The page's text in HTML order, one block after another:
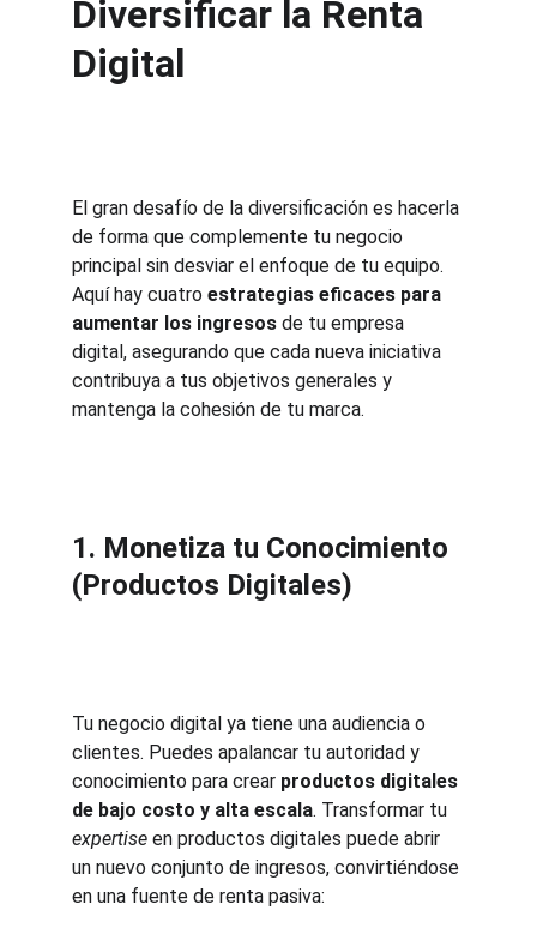
Diversificar la Renta
Digital
El gran desafío de la diversificación es hacerla
de forma que complemente tu negocio
principal sin desviar el enfoque de tu equipo.
Aquí hay cuatro estrategias eficaces para
aumentar los ingresos de tu empresa
digital, asegurando que cada nueva iniciativa
contribuya a tus objetivos generales y
mantenga la cohesión de tu marca.
1. Monetiza tu Conocimiento
(Productos Digitales)
Tu negocio digital ya tiene una audiencia o
clientes. Puedes apalancar tu autoridad y
conocimiento para crear productos digitales
de bajo costo y alta escala. Transformar tu
expertise en productos digitales puede abrir
un nuevo conjunto de ingresos, convirtiéndose
en una fuente de renta pasiva: